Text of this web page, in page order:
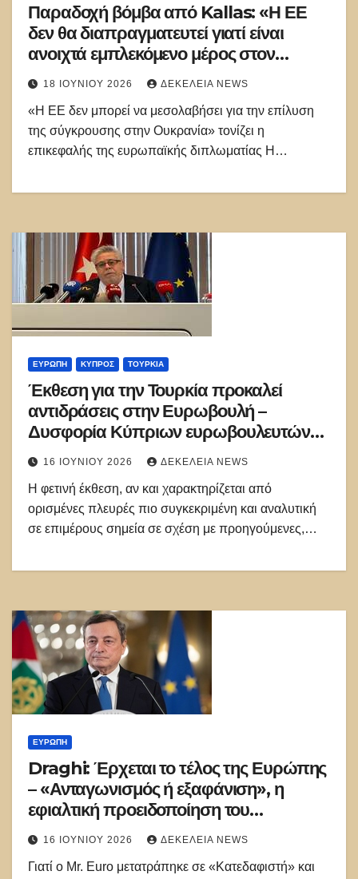
Παραδοχή βόμβα από Kallas: «Η ΕΕ
δεν θα διαπραγματευτεί γιατί είναι
ανοιχτά εμπλεκόμενο μέρος στον
πόλεμο της Ουκρανίας»
18 ΙΟΥΝΊΟΥ 2026 ΔΕΚΈΛΕΙΑ NEWS
«Η ΕΕ δεν μπορεί να μεσολαβήσει για την επίλυση
της σύγκρουσης στην Ουκρανία» τονίζει η
επικεφαλής της ευρωπαϊκής διπλωματίας Η…
ΕΥΡΏΠΗ ΚΎΠΡΟΣ ΤΟΥΡΚΊΑ
Έκθεση για την Τουρκία προκαλεί
αντιδράσεις στην Ευρωβουλή –
Δυσφορία Κύπριων ευρωβουλευτών
για τις αναφορές περί «στρατηγικού
εταίρου»
16 ΙΟΥΝΊΟΥ 2026 ΔΕΚΈΛΕΙΑ NEWS
Η φετινή έκθεση, αν και χαρακτηρίζεται από
ορισμένες πλευρές πιο συγκεκριμένη και αναλυτική
σε επιμέρους σημεία σε σχέση με προηγούμενες,…
ΕΥΡΏΠΗ
Draghi: Έρχεται το τέλος της Ευρώπης
– «Ανταγωνισμός ή εξαφάνιση», η
εφιαλτική προειδοποίηση του
ανθρώπου που έσωσε το ευρώ
16 ΙΟΥΝΊΟΥ 2026 ΔΕΚΈΛΕΙΑ NEWS
Γιατί ο Mr. Euro μετατράπηκε σε «Κατεδαφιστή» και